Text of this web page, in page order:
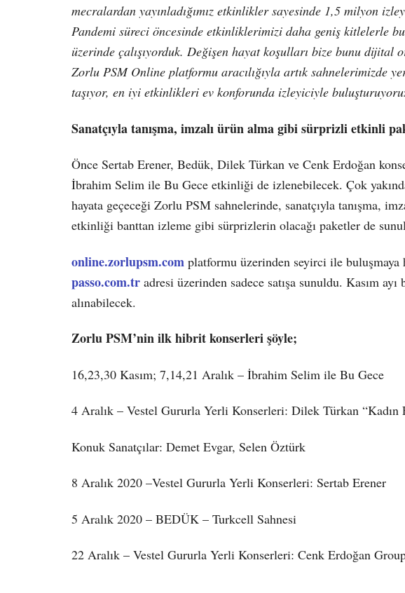
mecralardan yayınladığımız etkinlikler sayesinde 1,5 milyon
Pandemi süreci öncesinde etkinliklerimizi daha geniş kitlelerle
üzerinde çalışıyorduk. Değişen hayat koşulları bize bunu dijital
Zorlu PSM Online platformu aracılığıyla artık sahnelerimizde
taşıyor, en iyi etkinlikleri ev konforunda izleyiciyle
Sanatçıyla tanışma, imzalı ürün alma gibi sürprizli etkinli
Önce Sertab Erener, Bedük, Dilek Türkan ve Cenk Erdoğan
İbrahim Selim ile Bu Gece etkinliği de izlenebilecek. Çok
hayata geçeceği Zorlu PSM sahnelerinde, sanatçıyla tanışma,
etkinliği banttan izleme gibi sürprizlerin olacağı paketler de
online.zorlupsm.com platformu üzerinden seyirci ile
passo.com.tr adresi üzerinden sadece satışa sunuldu. Kasım
alınabilecek.
Zorlu PSM’nin ilk hibrit konserleri şöyle;
16,23,30 Kasım; 7,14,21 Aralık – İbrahim Selim ile Bu Gece
4 Aralık – Vestel Gururla Yerli Konserleri: Dilek Türkan “Kadın
Konuk Sanatçılar: Demet Evgar, Selen Öztürk
8 Aralık 2020 –Vestel Gururla Yerli Konserleri: Sertab Erener
5 Aralık 2020 – BEDÜK – Turkcell Sahnesi
22 Aralık – Vestel Gururla Yerli Konserleri: Cenk Erdoğan